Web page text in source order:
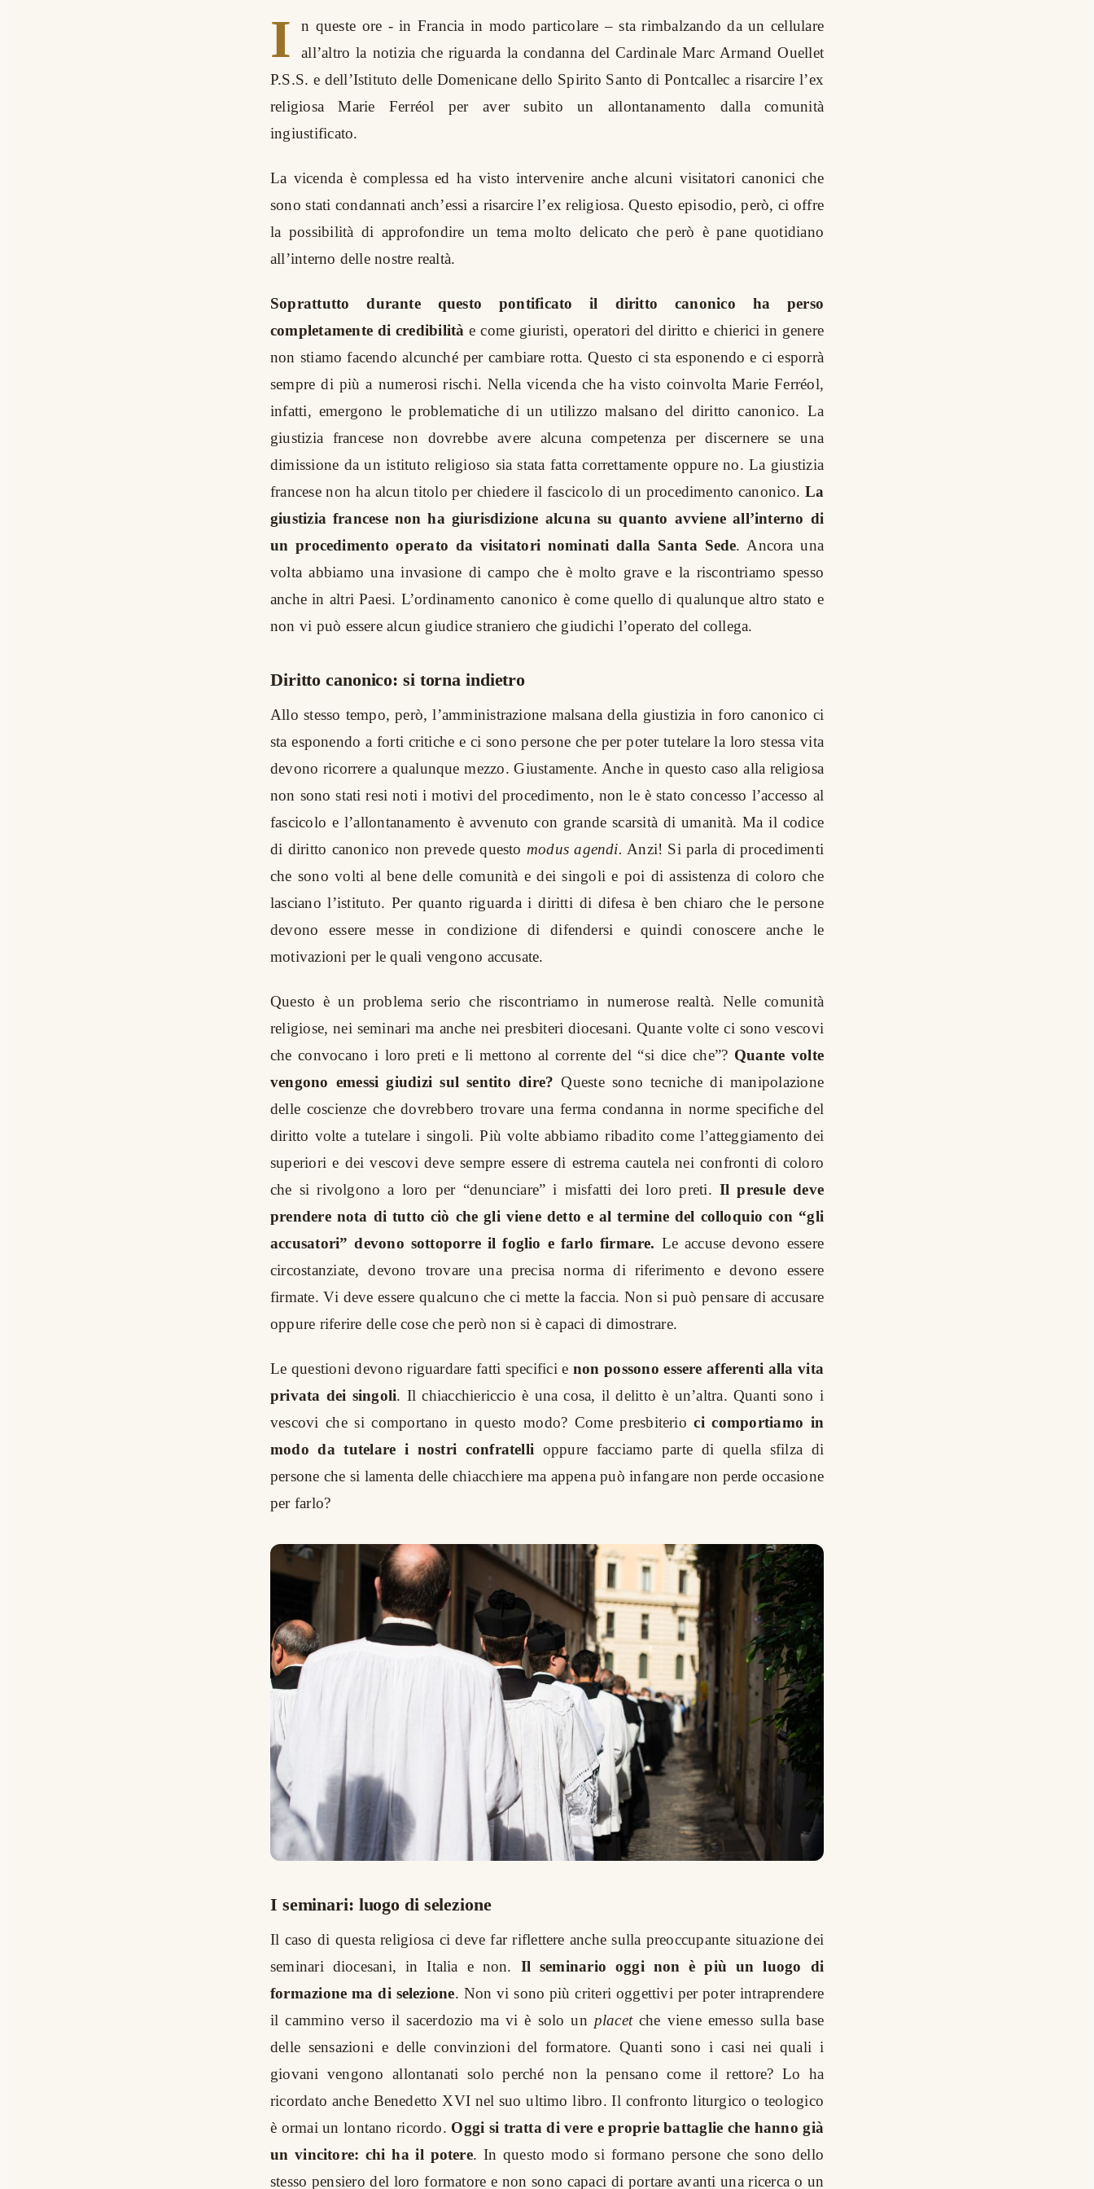
I
n queste ore - in Francia in modo particolare – sta rimbalzando da un cellulare
all’altro la notizia che riguarda la condanna del Cardinale Marc Armand Ouellet
P.S.S. e dell’Istituto delle Domenicane dello Spirito Santo di Pontcallec a risarcire l’ex
religiosa Marie Ferréol per aver subito un allontanamento dalla comunità
ingiustificato.
La vicenda è complessa ed ha visto intervenire anche alcuni visitatori canonici che
sono stati condannati anch’essi a risarcire l’ex religiosa. Questo episodio, però, ci offre
la possibilità di approfondire un tema molto delicato che però è pane quotidiano
all’interno delle nostre realtà.
Soprattutto durante questo pontificato il diritto canonico ha perso
completamente di credibilità e come giuristi, operatori del diritto e chierici in genere
non stiamo facendo alcunché per cambiare rotta. Questo ci sta esponendo e ci esporrà
sempre di più a numerosi rischi. Nella vicenda che ha visto coinvolta Marie Ferréol,
infatti, emergono le problematiche di un utilizzo malsano del diritto canonico. La
giustizia francese non dovrebbe avere alcuna competenza per discernere se una
dimissione da un istituto religioso sia stata fatta correttamente oppure no. La giustizia
francese non ha alcun titolo per chiedere il fascicolo di un procedimento canonico. La
giustizia francese non ha giurisdizione alcuna su quanto avviene all’interno di
un procedimento operato da visitatori nominati dalla Santa Sede. Ancora una
volta abbiamo una invasione di campo che è molto grave e la riscontriamo spesso
anche in altri Paesi. L’ordinamento canonico è come quello di qualunque altro stato e
non vi può essere alcun giudice straniero che giudichi l’operato del collega.
Diritto canonico: si torna indietro
Allo stesso tempo, però, l’amministrazione malsana della giustizia in foro canonico ci
sta esponendo a forti critiche e ci sono persone che per poter tutelare la loro stessa vita
devono ricorrere a qualunque mezzo. Giustamente. Anche in questo caso alla religiosa
non sono stati resi noti i motivi del procedimento, non le è stato concesso l’accesso al
fascicolo e l’allontanamento è avvenuto con grande scarsità di umanità. Ma il codice
di diritto canonico non prevede questo modus agendi. Anzi! Si parla di procedimenti
che sono volti al bene delle comunità e dei singoli e poi di assistenza di coloro che
lasciano l’istituto. Per quanto riguarda i diritti di difesa è ben chiaro che le persone
devono essere messe in condizione di difendersi e quindi conoscere anche le
motivazioni per le quali vengono accusate.
Questo è un problema serio che riscontriamo in numerose realtà. Nelle comunità
religiose, nei seminari ma anche nei presbiteri diocesani. Quante volte ci sono vescovi
che convocano i loro preti e li mettono al corrente del “si dice che”? Quante volte
vengono emessi giudizi sul sentito dire? Queste sono tecniche di manipolazione
delle coscienze che dovrebbero trovare una ferma condanna in norme specifiche del
diritto volte a tutelare i singoli. Più volte abbiamo ribadito come l’atteggiamento dei
superiori e dei vescovi deve sempre essere di estrema cautela nei confronti di coloro
che si rivolgono a loro per “denunciare” i misfatti dei loro preti. Il presule deve
prendere nota di tutto ciò che gli viene detto e al termine del colloquio con “gli
accusatori” devono sottoporre il foglio e farlo firmare. Le accuse devono essere
circostanziate, devono trovare una precisa norma di riferimento e devono essere
firmate. Vi deve essere qualcuno che ci mette la faccia. Non si può pensare di accusare
oppure riferire delle cose che però non si è capaci di dimostrare.
Le questioni devono riguardare fatti specifici enon possono essere afferenti alla vita
privata dei singoli. Il chiacchiericcio è una cosa, il delitto è un’altra. Quanti sono i
vescovi che si comportano in questo modo? Come presbiterioci comportiamo in
modo da tutelare i nostri confratelli oppure facciamo parte di quella sfilza di
persone che si lamenta delle chiacchiere ma appena può infangare non perde occasione
per farlo?
I seminari: luogo di selezione
Il caso di questa religiosa ci deve far riflettere anche sulla preoccupante situazione dei
seminari diocesani, in Italia e non. Il seminario oggi non è più un luogo di
formazione ma di selezione. Non vi sono più criteri oggettivi per poter intraprendere
il cammino verso il sacerdozio ma vi è solo un placetche viene emesso sulla base
delle sensazioni e delle convinzioni del formatore. Quanti sono i casi nei quali i
giovani vengono allontanati solo perché non la pensano come il rettore? Lo ha
ricordato anche Benedetto XVI nel suo ultimo libro. Il confronto liturgico o teologico
è ormai un lontano ricordo. Oggi si tratta di vere e proprie battaglie che hanno già
un vincitore: chi ha il potere. In questo modo si formano persone che sono dello
stesso pensiero del loro formatore e non sono capaci di portare avanti una ricerca o un